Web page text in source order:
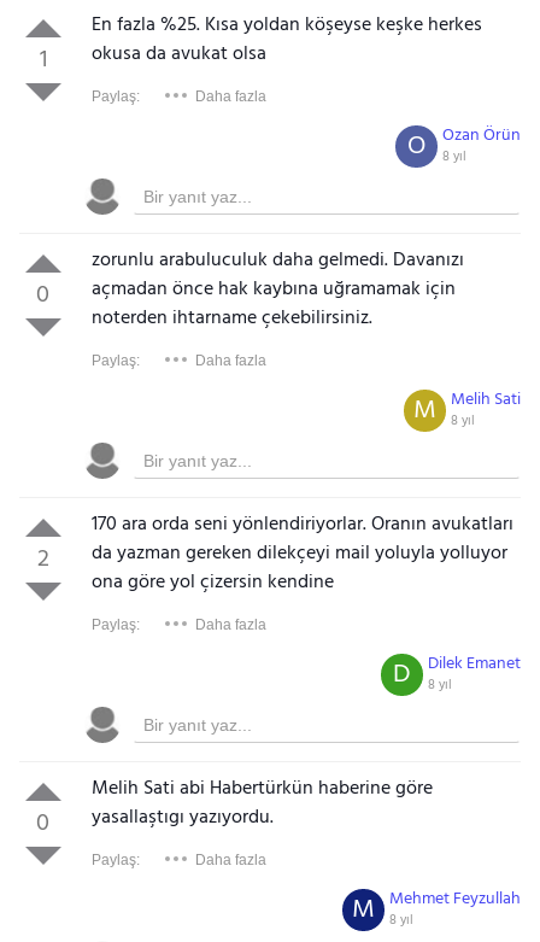
1
En fazla %25. Kısa yoldan köşeyse keşke herkes
okusa da avukat olsa
Paylaş: Daha fazla
Ozan Örün
8 yıl
O
0
zorunlu arabuluculuk daha gelmedi. Davanızı
açmadan önce hak kaybına uğramamak için
noterden ihtarname çekebilirsiniz.
Paylaş: Daha fazla
Melih Sati
8 yıl
M
2
170 ara orda seni yönlendiriyorlar. Oranın avukatları
da yazman gereken dilekçeyi mail yoluyla yolluyor
ona göre yol çizersin kendine
Paylaş: Daha fazla
Dilek Emanet
8 yıl
D
0
Melih Sati abi Habertürkün haberine göre
yasallaştıgı yazıyordu.
Paylaş: Daha fazla
Mehmet Feyzullah
8 yıl
M